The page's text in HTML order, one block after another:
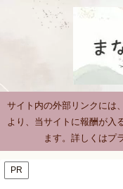
サイト内の外部リンクには
より、当サイトに報酬が入
ます。詳しくはプ
PR